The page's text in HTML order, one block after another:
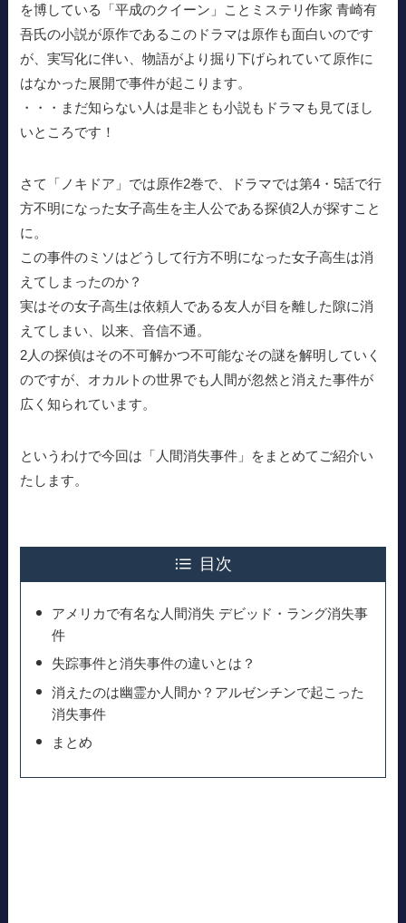
を博している「平成のクイーン」ことミステリ作家 青崎有
吾氏の小説が原作であるこのドラマは原作も面白いのです
が、実写化に伴い、物語がより掘り下げられていて原作に
はなかった展開で事件が起こります。
・・・まだ知らない人は是非とも小説もドラマも見てほし
いところです！
さて「ノキドア」では原作2巻で、ドラマでは第4・5話で行
方不明になった女子高生を主人公である探偵2人が探すこと
に。
この事件のミソはどうして行方不明になった女子高生は消
えてしまったのか？
実はその女子高生は依頼人である友人が目を離した隙に消
えてしまい、以来、音信不通。
2人の探偵はその不可解かつ不可能なその謎を解明していく
のですが、オカルトの世界でも人間が忽然と消えた事件が
広く知られています。
というわけで今回は「人間消失事件」をまとめてご紹介い
たします。
目次
アメリカで有名な人間消失 デビッド・ラング消失事
件
失踪事件と消失事件の違いとは？
消えたのは幽霊か人間か？アルゼンチンで起こった
消失事件
まとめ